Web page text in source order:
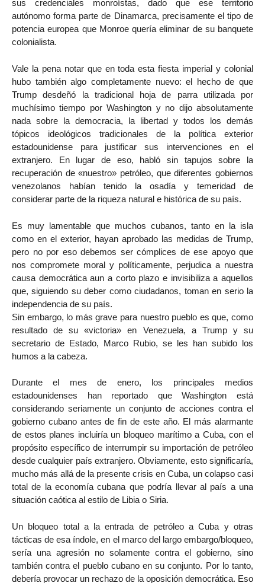
sus credenciales monroístas, dado que ese territorio
autónomo forma parte de Dinamarca, precisamente el tipo de
potencia europea que Monroe quería eliminar de su banquete
colonialista.
Vale la pena notar que en toda esta fiesta imperial y colonial
hubo también algo completamente nuevo: el hecho de que
Trump desdeñó la tradicional hoja de parra utilizada por
muchísimo tiempo por Washington y no dijo absolutamente
nada sobre la democracia, la libertad y todos los demás
tópicos ideológicos tradicionales de la política exterior
estadounidense para justificar sus intervenciones en el
extranjero. En lugar de eso, habló sin tapujos sobre la
recuperación de «nuestro» petróleo, que diferentes gobiernos
venezolanos habían tenido la osadía y temeridad de
considerar parte de la riqueza natural e histórica de su país.
Es muy lamentable que muchos cubanos, tanto en la isla
como en el exterior, hayan aprobado las medidas de Trump,
pero no por eso debemos ser cómplices de ese apoyo que
nos compromete moral y políticamente, perjudica a nuestra
causa democrática aun a corto plazo e invisibiliza a aquellos
que, siguiendo su deber como ciudadanos, toman en serio la
independencia de su país.
Sin embargo, lo más grave para nuestro pueblo es que, como
resultado de su «victoria» en Venezuela, a Trump y su
secretario de Estado, Marco Rubio, se les han subido los
humos a la cabeza.
Durante el mes de enero, los principales medios
estadounidenses han reportado que Washington está
considerando seriamente un conjunto de acciones contra el
gobierno cubano antes de fin de este año. El más alarmante
de estos planes incluiría un bloqueo marítimo a Cuba, con el
propósito específico de interrumpir su importación de petróleo
desde cualquier país extranjero. Obviamente, esto significaría,
mucho más allá de la presente crisis en Cuba, un colapso casi
total de la economía cubana que podría llevar al país a una
situación caótica al estilo de Libia o Siria.
Un bloqueo total a la entrada de petróleo a Cuba y otras
tácticas de esa índole, en el marco del largo embargo/bloqueo,
sería una agresión no solamente contra el gobierno, sino
también contra el pueblo cubano en su conjunto. Por lo tanto,
debería provocar un rechazo de la oposición democrática. Eso